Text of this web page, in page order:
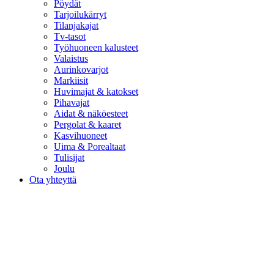
Pöydät
Tarjoilukärryt
Tilanjakajat
Tv-tasot
Työhuoneen kalusteet
Valaistus
Aurinkovarjot
Markiisit
Huvimajat & katokset
Pihavajat
Aidat & näköesteet
Pergolat & kaaret
Kasvihuoneet
Uima & Porealtaat
Tulisijat
Joulu
Ota yhteyttä